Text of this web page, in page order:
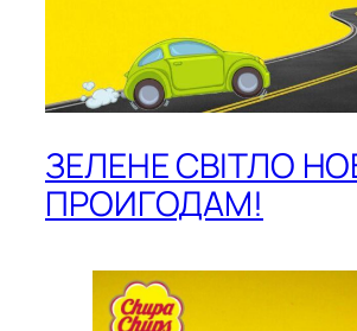
ЗЕЛЕНЕ СВІТЛО
ПРОИГОДАМ!